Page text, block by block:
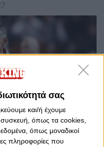
σας
και/ή έχουμε
όπως τα cookies,
όπως μοναδικοί
πληροφορίες που